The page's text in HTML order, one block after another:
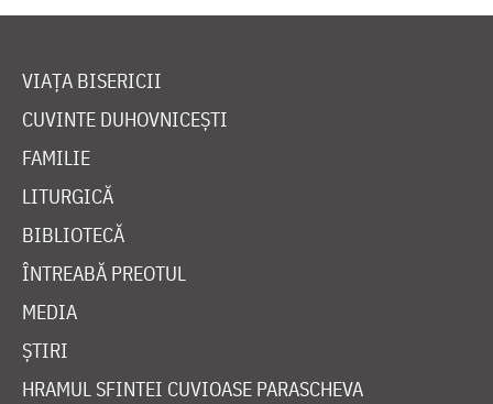
VIAȚA BISERICII
CUVINTE DUHOVNICEȘTI
FAMILIE
LITURGICĂ
BIBLIOTECĂ
ÎNTREABĂ PREOTUL
MEDIA
ȘTIRI
HRAMUL SFINTEI CUVIOASE PARASCHEVA